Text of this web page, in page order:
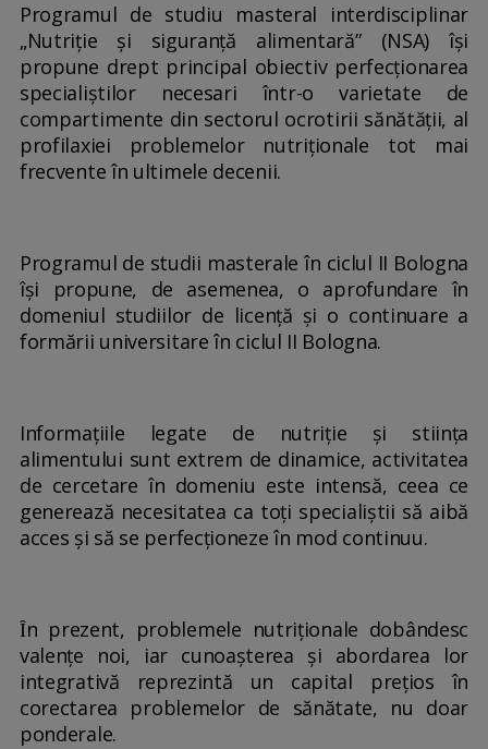
Programul de studiu masteral interdisciplinar
„Nutriţie şi siguranţă alimentară” (NSA) își
propune drept principal obiectiv perfecționarea
specialiştilor necesari într-o varietate de
compartimente din sectorul ocrotirii sănătăţii, al
profilaxiei problemelor nutriționale tot mai
frecvente în ultimele decenii.
Programul de studii masterale în ciclul II Bologna
își propune, de asemenea, o aprofundare în
domeniul studiilor de licenţă și o continuare a
formării universitare în ciclul II Bologna.
Informațiile legate de nutriție și stiința
alimentului sunt extrem de dinamice, activitatea
de cercetare în domeniu este intensă, ceea ce
generează necesitatea ca toți specialiștii să aibă
acces și să se perfecționeze în mod continuu.
Ȋn prezent, problemele nutriționale dobândesc
valențe noi, iar cunoașterea și abordarea lor
integrativă reprezintă un capital prețios în
corectarea problemelor de sănătate, nu doar
ponderale.